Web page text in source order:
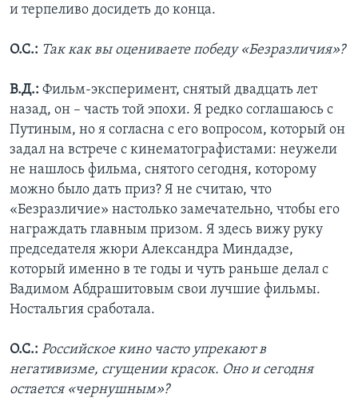
и терпеливо досидеть до конца.
О.С.: Так как вы оцениваете победу «Безразличия»?
В.Д.: Фильм-эксперимент, снятый двадцать лет
назад, он – часть той эпохи. Я редко соглашаюсь с
Путиным, но я согласна с его вопросом, который он
задал на встрече с кинематографистами: неужели
не нашлось фильма, снятого сегодня, которому
можно было дать приз? Я не считаю, что
«Безразличие» настолько замечательно, чтобы его
награждать главным призом. Я здесь вижу руку
председателя жюри Александра Миндадзе,
который именно в те годы и чуть раньше делал с
Вадимом Абдрашитовым свои лучшие фильмы.
Ностальгия сработала.
О.С.: Российское кино часто упрекают в
негативизме, сгущении красок. Оно и сегодня
остается «чернушным»?